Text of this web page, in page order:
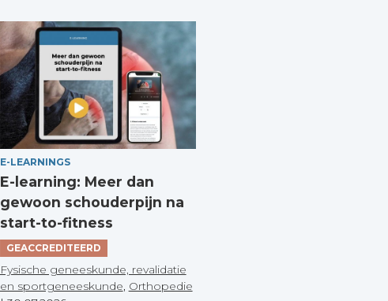
E-LEARNINGS
E-learning: Meer dan
gewoon schouderpijn na
start-to-fitness
GEACCREDITEERD
Fysische geneeskunde, revalidatie
en sportgeneeskunde Orthopedie